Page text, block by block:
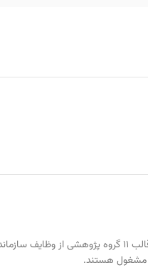
از مراکز علمی با ماهیت آموزشی و پژوهشی وابسته به وزارت علوم، تحقیقات و فناوری ایران. تمرکز بر بازنگری و
مشغول هستند.